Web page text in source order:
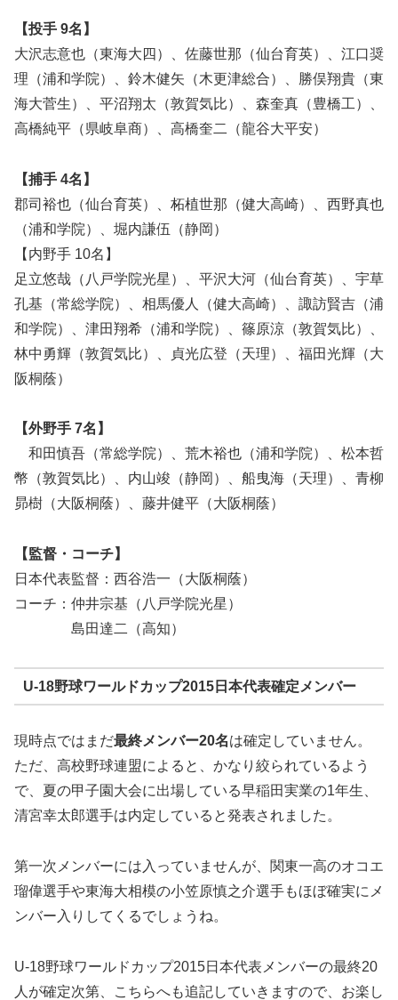
【投手 9名】
大沢志意也（東海大四）、佐藤世那（仙台育英）、江口奨
理（浦和学院）、鈴木健矢（木更津総合）、勝俣翔貴（東
海大菅生）、平沼翔太（敦賀気比）、森奎真（豊橋工）、
高橋純平（県岐阜商）、高橋奎二（龍谷大平安）
【捕手 4名】
郡司裕也（仙台育英）、柘植世那（健大高崎）、西野真也
（浦和学院）、堀内謙伍（静岡）
【内野手 10名】
足立悠哉（八戸学院光星）、平沢大河（仙台育英）、宇草
孔基（常総学院）、相馬優人（健大高崎）、諏訪賢吉（浦
和学院）、津田翔希（浦和学院）、篠原涼（敦賀気比）、
林中勇輝（敦賀気比）、貞光広登（天理）、福田光輝（大
阪桐蔭）
【外野手 7名】
和田慎吾（常総学院）、荒木裕也（浦和学院）、松本哲
幣（敦賀気比）、内山竣（静岡）、船曳海（天理）、青柳
昴樹（大阪桐蔭）、藤井健平（大阪桐蔭）
【監督・コーチ】
日本代表監督：西谷浩一（大阪桐蔭）
コーチ：仲井宗基（八戸学院光星）
島田達二（高知）
U-18野球ワールドカップ2015日本代表確定メンバー
現時点ではまだ最終メンバー20名は確定していません。
ただ、高校野球連盟によると、かなり絞られているよう
で、夏の甲子園大会に出場している早稲田実業の1年生、
清宮幸太郎選手は内定 していると発表されました。
第一次メンバーには入っていませんが、 関東一高のオコエ
瑠偉選手や東海大相模の小笠原慎之介選手もほぼ確実にメ
ンバー入り してくるでしょうね。
U-18野球ワールドカップ2015日本代表メンバーの最終20
人が確定次第、こちらへも追記していきますので、お楽し